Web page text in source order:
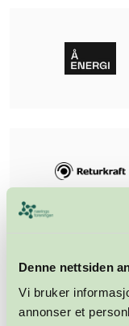
Denne nettsiden
Vi bruker
annonser et